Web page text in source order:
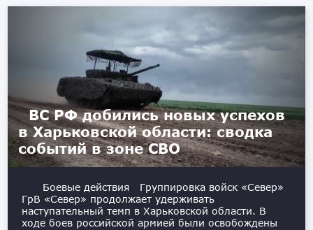
ВС РФ добились новых успехов
в Харьковской области: сводка
событий в зоне СВО
Боевые действия Группировка войск «Север»
ГрВ «Север» продолжает удерживать
наступательный темп в Харьковской области. В
ходе боев российской армией были освобождены